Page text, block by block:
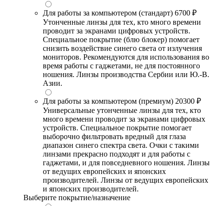
Для работы за компьютером (стандарт) 6700 ₽
Утонченные линзы для тех, кто много времени
проводит за экранами цифровых устройств.
Специальное покрытие (блю блокер) помогает
снизить воздействие синего света от излучения
мониторов. Рекомендуются для использования во
время работы с гаджетами, не для постоянного
ношения. Линзы производства Сербии или Ю.-В.
Азии.
Для работы за компьютером (премиум) 20300 ₽
Универсальные утонченные линзы для тех, кто
много времени проводит за экранами цифровых
устройств. Специальное покрытие помогает
выборочно фильтровать вредный для глаза
диапазон синего спектра света. Очки с такими
линзами прекрасно подходят и для работы с
гаджетами, и для повседневного ношения. Линзы
от ведущих европейских и японских
производителей. Линзы от ведущих европейских
и японских производителей.
Выберите покрытие/назначение